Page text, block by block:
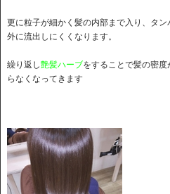
更に粒子が細かく髪の内部まで入り、タ
外に流出しにくくなります。
繰り返し艶髪ハーブをすることで髪の密
らなくなってきます